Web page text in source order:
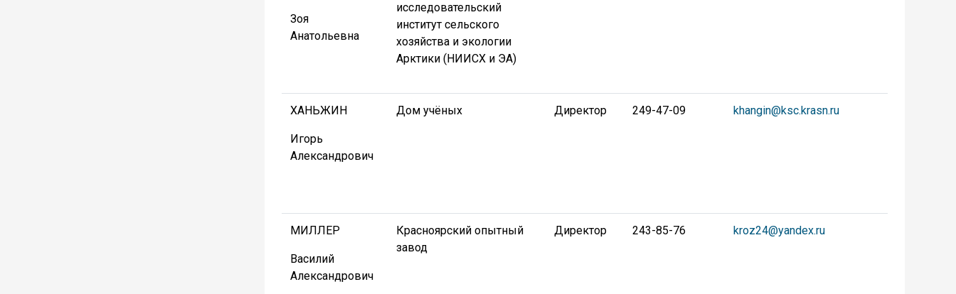
Зоя
Анатольевна
исследовательский
институт сельского
хозяйства и экологии
Арктики (НИИСХ и ЭА)
ХАНЬЖИН
Игорь
Александрович
Дом учёных Директор 249-47-09 khangin@ksc.krasn.ru
МИЛЛЕР
Василий
Александрович
Красноярский опытный
завод
Директор 243-85-76 kroz24@yandex.ru